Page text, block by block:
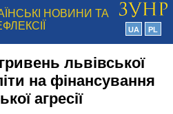
НОВИНИ ТА
UA PL
львівської
на фінансування
агресії